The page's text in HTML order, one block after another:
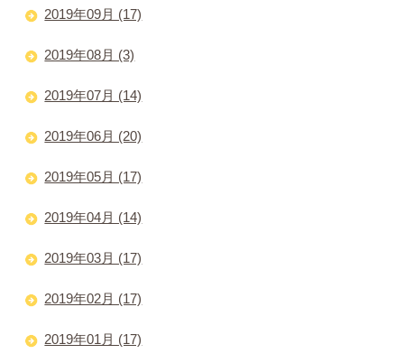
2019年09月 (17)
2019年08月 (3)
2019年07月 (14)
2019年06月 (20)
2019年05月 (17)
2019年04月 (14)
2019年03月 (17)
2019年02月 (17)
2019年01月 (17)